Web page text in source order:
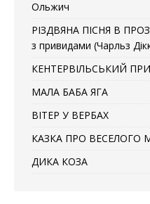
Ольжич
РІЗДВЯНА ПІСНЯ В
з привидами (Чарльз
КЕНТЕРВІЛЬСЬКИЙ
МАЛА БАБА ЯГА
ВІТЕР У ВЕРБАХ
КАЗКА ПРО ВЕСЕЛОГО
ДИКА КОЗА